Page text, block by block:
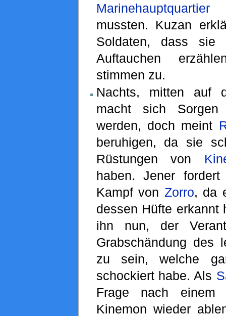
Marinehauptquartier
mussten. Kuzan
Soldaten, dass sie
Auftauchen
stimmen zu.
Nachts, mitten auf
macht sich
werden, doch meint
beruhigen, da sie
Rüstungen von
haben. Jener
Kampf von Zorro, da
dessen Hüfte erkannt
ihn nun, der
Grabschändung des
zu sein, welche
schockiert habe. Als
Frage nach einem
Kinemon wieder